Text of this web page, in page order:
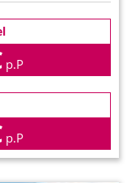
p.P
p.P